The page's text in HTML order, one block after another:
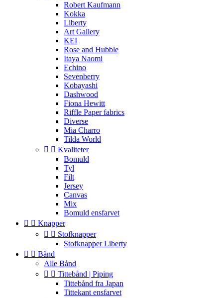
Robert Kaufmann
Kokka
Liberty
Art Gallery
KEI
Rose and Hubble
Itaya Naomi
Echino
Sevenberry
Kobayashi
Dashwood
Fiona Hewitt
Riffle Paper fabrics
Diverse
Mia Charro
Tilda World
  Kvaliteter
Bomuld
Tyl
Filt
Jersey
Canvas
Mix
Bomuld ensfarvet
  Knapper
  Stofknapper
Stofknapper Liberty
  Bånd
Alle Bånd
  Tittebånd | Piping
Tittebånd fra Japan
Tittekant ensfarvet